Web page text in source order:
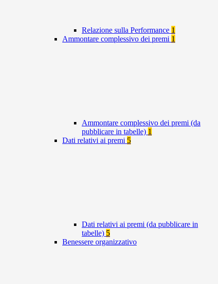
Relazione sulla Performance 1
Ammontare complessivo dei premi 1
Ammontare complessivo dei premi (da
pubblicare in tabelle) 1
Dati relativi ai premi 5
Dati relativi ai premi (da pubblicare in
tabelle) 5
Benessere organizzativo